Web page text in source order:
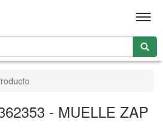
- MUELLE ZAP